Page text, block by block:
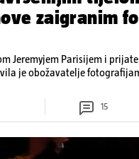
zaigranim
Jeremyjem Parisijem i
je obožavatelje
15